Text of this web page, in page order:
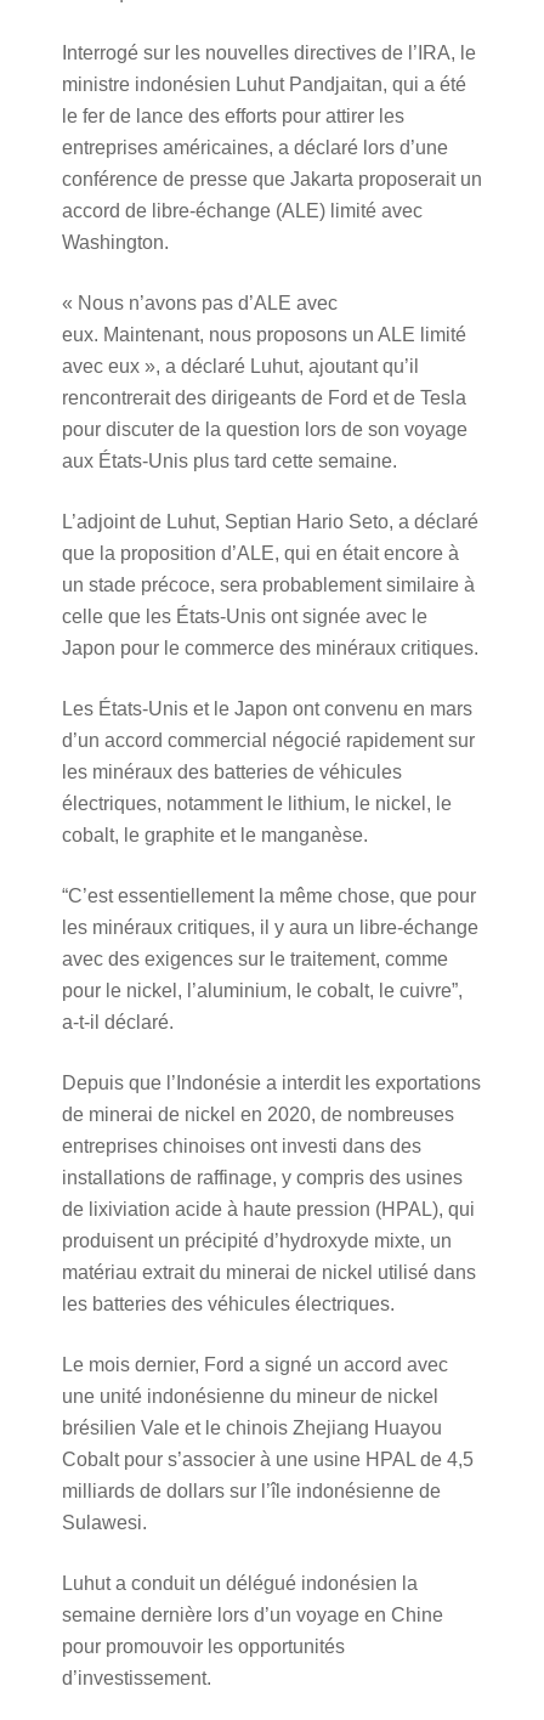
Interrogé sur les nouvelles directives de l’IRA, le
ministre indonésien Luhut Pandjaitan, qui a été
le fer de lance des efforts pour attirer les
entreprises américaines, a déclaré lors d’une
conférence de presse que Jakarta proposerait un
accord de libre-échange (ALE) limité avec
Washington.
« Nous n’avons pas d’ALE avec
eux. Maintenant, nous proposons un ALE limité
avec eux », a déclaré Luhut, ajoutant qu’il
rencontrerait des dirigeants de Ford et de Tesla
pour discuter de la question lors de son voyage
aux États-Unis plus tard cette semaine.
L’adjoint de Luhut, Septian Hario Seto, a déclaré
que la proposition d’ALE, qui en était encore à
un stade précoce, sera probablement similaire à
celle que les États-Unis ont signée avec le
Japon pour le commerce des minéraux critiques.
Les États-Unis et le Japon ont convenu en mars
d’un accord commercial négocié rapidement sur
les minéraux des batteries de véhicules
électriques, notamment le lithium, le nickel, le
cobalt, le graphite et le manganèse.
“C’est essentiellement la même chose, que pour
les minéraux critiques, il y aura un libre-échange
avec des exigences sur le traitement, comme
pour le nickel, l’aluminium, le cobalt, le cuivre”,
a-t-il déclaré.
Depuis que l’Indonésie a interdit les exportations
de minerai de nickel en 2020, de nombreuses
entreprises chinoises ont investi dans des
installations de raffinage, y compris des usines
de lixiviation acide à haute pression (HPAL), qui
produisent un précipité d’hydroxyde mixte, un
matériau extrait du minerai de nickel utilisé dans
les batteries des véhicules électriques.
Le mois dernier, Ford a signé un accord avec
une unité indonésienne du mineur de nickel
brésilien Vale et le chinois Zhejiang Huayou
Cobalt pour s’associer à une usine HPAL de 4,5
milliards de dollars sur l’île indonésienne de
Sulawesi.
Luhut a conduit un délégué indonésien la
semaine dernière lors d’un voyage en Chine
pour promouvoir les opportunités
d’investissement.